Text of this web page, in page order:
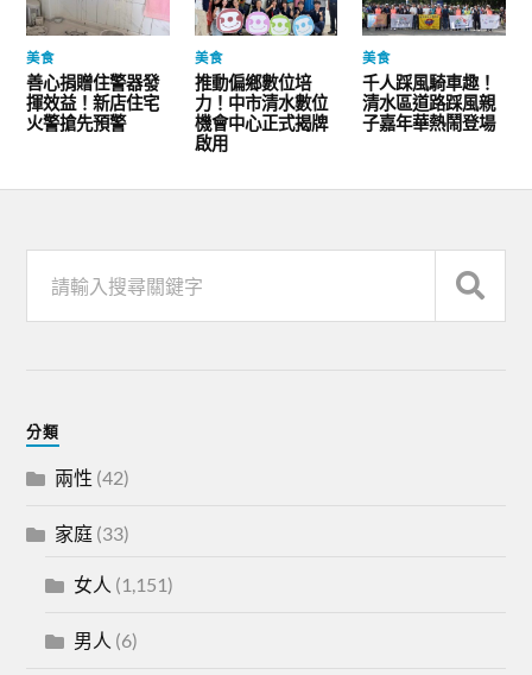
美食
善心捐贈住警器發
揮效益！新店住宅
火警搶先預警
美食
推動偏鄉數位培
力！中市清水數位
機會中心正式揭牌
啟用
美食
千人踩風騎車趣！
清水區道路踩風親
子嘉年華熱鬧登場
分類
兩性 (42)
家庭 (33)
女人 (1,151)
男人 (6)